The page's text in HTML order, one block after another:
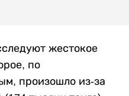
жестокое
по
произошло из-за